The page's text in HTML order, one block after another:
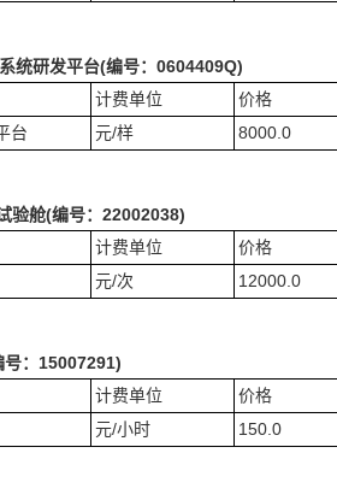
统研发平台(编号：0604409Q)
计费单位
价格
台
元/样 8000.0
验舱(编号：22002038)
计费单位
价格
元/次 12000.0
：15007291)
计费单位
价格
元/小时 150.0